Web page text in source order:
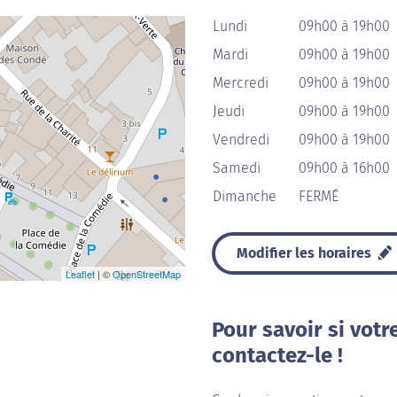
Leaflet | ©OpenStreetMap
Lundi
09h00 à 19h00
Mardi
09h00 à 19h00
Mercredi
09h00 à 19h00
Jeudi
09h00 à 19h00
Vendredi
09h00 à 19h00
Samedi
09h00 à 16h00
Dimanche
FERMÉ
Modifier les horaires
Pour savoir si
contactez-le !